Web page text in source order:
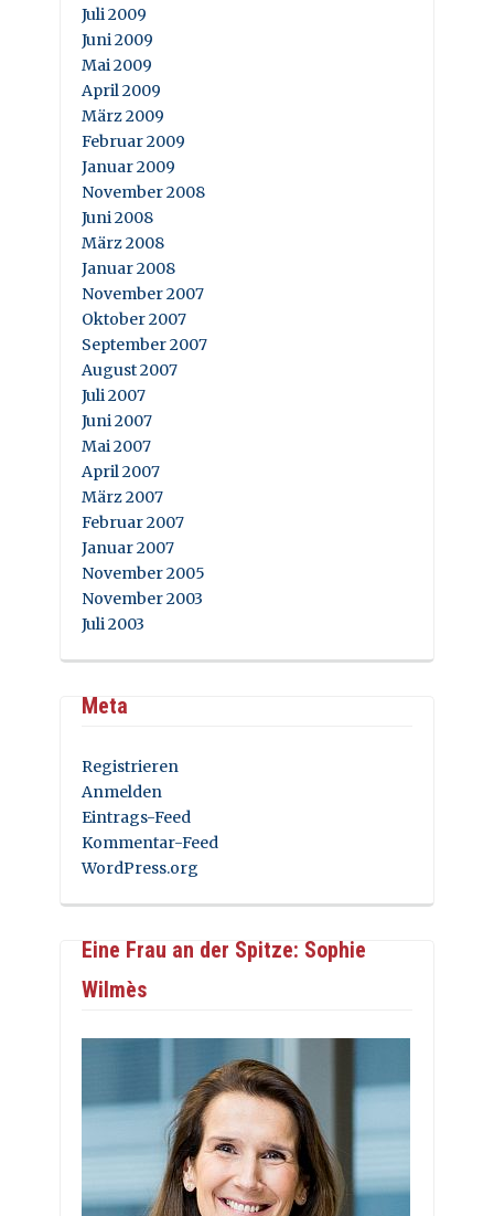
Juli 2009
Juni 2009
Mai 2009
April 2009
März 2009
Februar 2009
Januar 2009
November 2008
Juni 2008
März 2008
Januar 2008
November 2007
Oktober 2007
September 2007
August 2007
Juli 2007
Juni 2007
Mai 2007
April 2007
März 2007
Februar 2007
Januar 2007
November 2005
November 2003
Juli 2003
Meta
Registrieren
Anmelden
Eintrags-Feed
Kommentar-Feed
WordPress.org
Eine Frau an der Spitze: Sophie
Wilmès